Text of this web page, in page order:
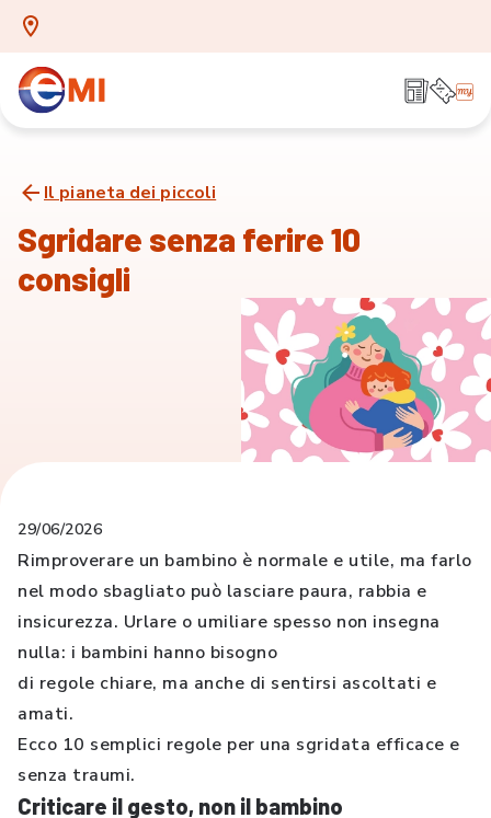
Il pianeta dei piccoli
Sgridare senza ferire 10
consigli
29/06/2026
Rimproverare un bambino è normale e utile, ma farlo
nel modo sbagliato può lasciare paura, rabbia e
insicurezza. Urlare o umiliare spesso non insegna
nulla: i bambini hanno bisogno
di regole chiare, ma anche di sentirsi ascoltati e
amati.
Ecco 10 semplici regole per una sgridata efficace e
senza traumi.
Criticare il gesto, non il bambino